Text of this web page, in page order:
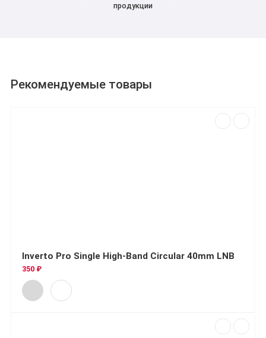
продукции
Рекомендуемые товары
Inverto Pro Single High-Band Circular 40mm LNB
350 ₽